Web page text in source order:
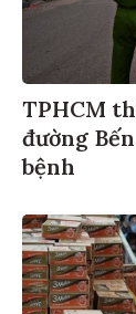
TPHCM
đường
bệnh